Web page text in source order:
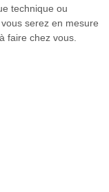
technique ou
serez en mesure
faire chez vous.